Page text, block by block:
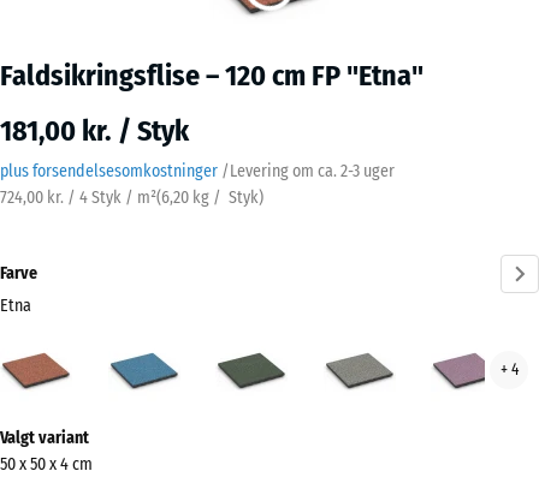
Faldsikringsflise – 120 cm FP "Etna"
181,00 kr. / Styk
plus forsendelsesomkostninger /Levering om ca. 2-3 uger
724,00 kr. / 4 Styk / m²(6,20 kg / Styk)
Farve
Etna
(active)
græs
granit
+ 4
information
om
Valgt variant
50 x 50 x 4 cm